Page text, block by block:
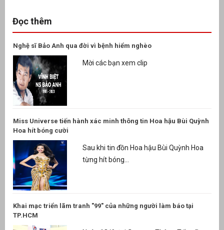
Đọc thêm
Nghệ sĩ Bảo Anh qua đời vì bệnh hiểm nghèo
Mời các bạn xem clip
Miss Universe tiến hành xác minh thông tin Hoa hậu Bùi Quỳnh
Hoa hít bóng cười
Sau khi tin đồn Hoa hậu Bùi Quỳnh Hoa
từng hít bóng...
Khai mạc triển lãm tranh "99" của những người làm báo tại
TP.HCM